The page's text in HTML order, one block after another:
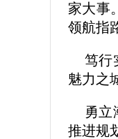
家大事
领航指
笃行
魅力之
勇立
推进规